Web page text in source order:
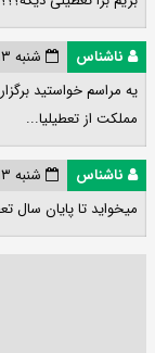
ناشناس
شنبه ۱۳ تیر ۱۴۰۵ ۲۲:۴۲:۰۱
یه مراسم خواستید
مملکت از تعطیلیا...
ناشناس
شنبه ۱۳ تیر ۱۴۰۵ ۲۳:۴۶:۵۵
میخواید تا پایان سال